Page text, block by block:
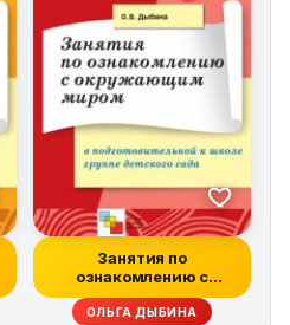
Занятия по
ознакомлению с
окружающим миром в
подго...
ОЛЬГА ДЫБИНА